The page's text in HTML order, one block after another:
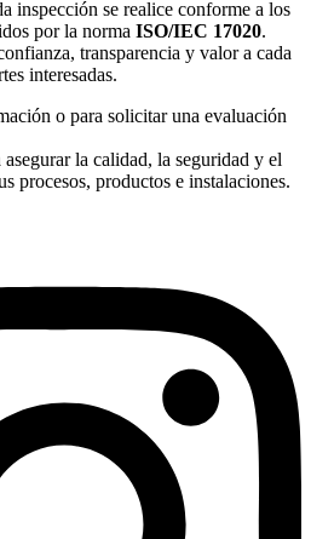
inspección se realice conforme a los
por la norma ISO/IEC 17020.
transparencia y valor a cada
interesadas.
o para solicitar una evaluación
la calidad, la seguridad y el
procesos, productos e instalaciones.